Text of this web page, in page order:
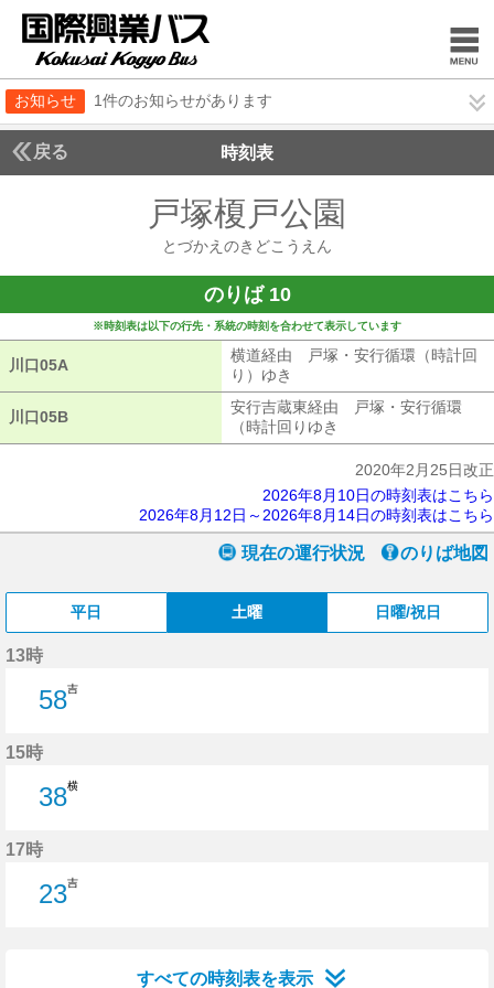
お知らせ 1件のお知らせがあります
戻る 時刻表
戸塚榎戸公園
とづかえのきどこうえん
のりば 10
※時刻表は以下の行先・系統の時刻を合わせて表示しています
川口05A
横道経由 戸塚・安行循環（時計回
り）ゆき
川口05B
安行吉蔵東経由 戸塚・安行循環
（時計回りゆき
2020年2月25日改正
2026年8月10日の時刻表はこちら
2026年8月12日～2026年8月14日の時刻表はこちら
現在の運行状況 のりば地図
平日 土曜 日曜/祝日
13時
58吉
15時
38横
17時
23吉
すべての時刻表を表示